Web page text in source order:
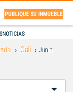
PUBLIQUE SU INMUEBLE
NOTICIAS
Cali
Junin